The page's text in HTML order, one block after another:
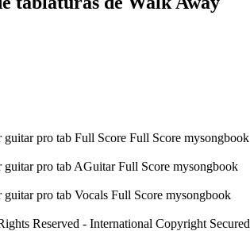
Reserved - International Copyright Secured